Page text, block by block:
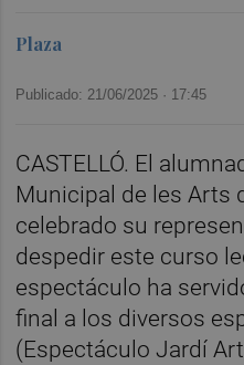
Plaza
Publicado: 21/06/2025 · 17:45
CASTELLÓ. El
Municipal de les Arts
celebrado su
despedir este curso
espectáculo ha
final a los diversos
(Espectáculo Jardí